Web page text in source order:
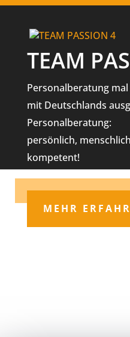
Video
TEAM
Personalberatung
mit Deutschlands
Personalberatung:
persönlich,
kompetent!
MEHR